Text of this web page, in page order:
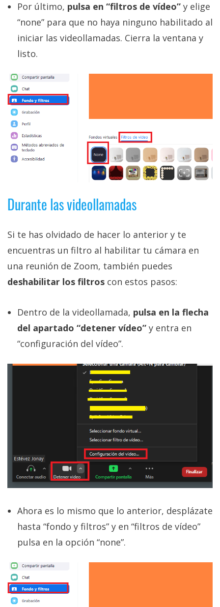
Por último, pulsa en “filtros de vídeo” y elige
“none” para que no haya ninguno habilitado al
iniciar las videollamadas. Cierra la ventana y
listo.
Durante las videollamadas
Si te has olvidado de hacer lo anterior y te
encuentras un filtro al habilitar tu cámara en
una reunión de Zoom, también puedes
deshabilitar los filtros con estos pasos:
Dentro de la videollamada, pulsa en la flecha
del apartado “detener vídeo” y entra en
“configuración del vídeo”.
Ahora es lo mismo que lo anterior, desplázate
hasta “fondo y filtros” y en “filtros de vídeo”
pulsa en la opción “none”.